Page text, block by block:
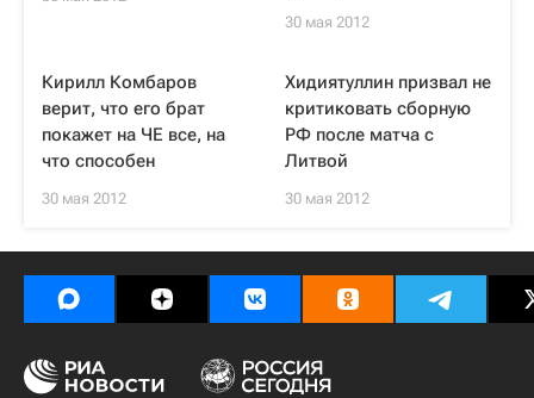
30 мая 2012
Кирилл Комбаров
верит, что его брат
покажет на ЧЕ все, на
что способен
30 мая 2012
Хидиятуллин призвал не
критиковать сборную
РФ после матча с
Литвой
30 мая 2012